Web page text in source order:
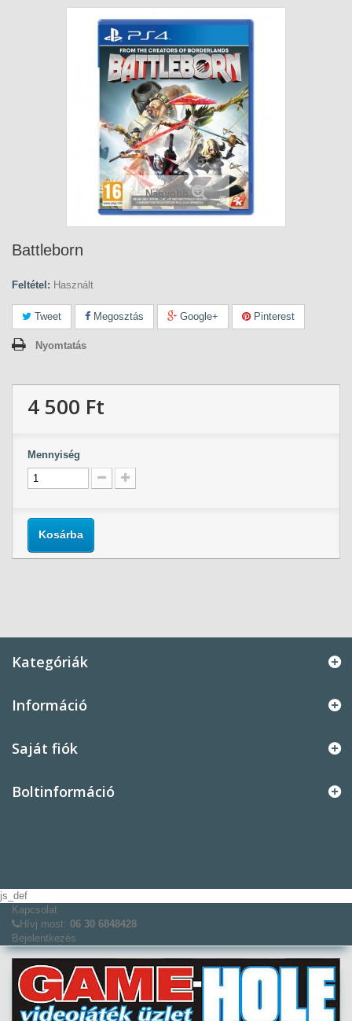
Nagyobb
Battleborn
Feltétel: Használt
Tweet Megosztás Google+ Pinterest
Nyomtatás
4 500 Ft‎
Mennyiség
Kosárba
Kategóriák
Információ
Saját fiók
Boltinformáció
js_def
Kapcsolat
Hívj most: 06 30 6848428
Bejelentkezés